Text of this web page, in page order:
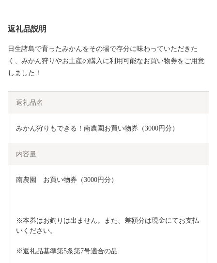
返礼品説明
日生諸島で育ったみかんをその場で存分に味わっていただきた
く、みかん狩りやお土産の購入に利用可能なお買い物券をご用意
しました！
返礼品名
みかん狩りもできる！南農園お買い物券（3000円分）
内容量
南農園　お買い物券（3000円分）
※本券はお釣りは出ません。また、差額分は現金にてお支払
いください。
※返礼品基準第5条第7号適合の品